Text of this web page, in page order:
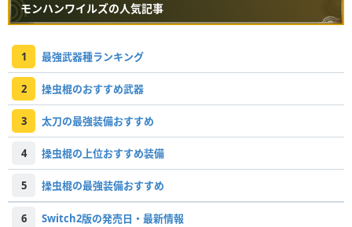
モンハンワイルズの人気記事
1 最強武器種ランキング
2 操虫棍のおすすめ武器
3 太刀の最強装備おすすめ
4 操虫棍の上位おすすめ装備
5 操虫棍の最強装備おすすめ
6 Switch2版の発売日・最新情報